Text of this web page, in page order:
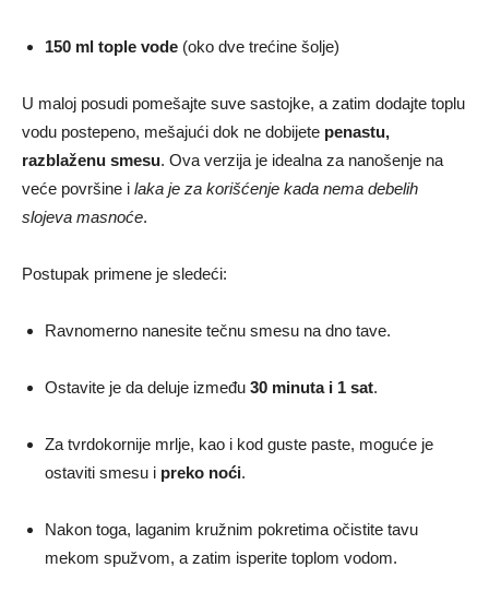
150 ml tople vode (oko dve trećine šolje)
U maloj posudi pomešajte suve sastojke, a zatim dodajte toplu
vodu postepeno, mešajući dok ne dobijete penastu,
razblaženu smesu. Ova verzija je idealna za nanošenje na
veće površine i laka je za korišćenje kada nema debelih
slojeva masnoće.
Postupak primene je sledeći:
Ravnomerno nanesite tečnu smesu na dno tave.
Ostavite je da deluje između 30 minuta i 1 sat.
Za tvrdokornije mrlje, kao i kod guste paste, moguće je
ostaviti smesu i preko noći.
Nakon toga, laganim kružnim pokretima očistite tavu
mekom spužvom, a zatim isperite toplom vodom.